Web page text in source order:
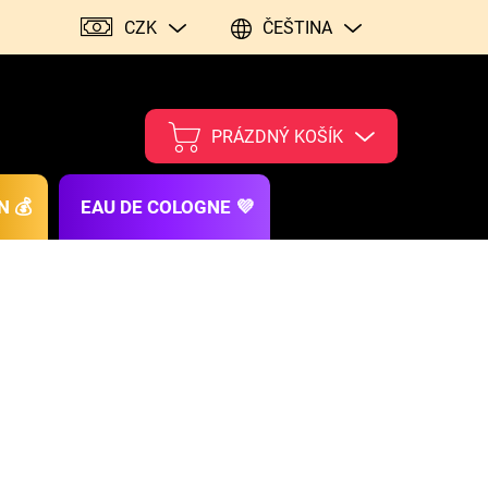
CZK ČEŠTINA
PRÁZDNÝ KOŠÍK
💰 EAU DE COLOGNE 💜